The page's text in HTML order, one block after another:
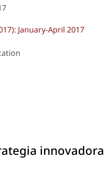
January-April 2017
innovadora